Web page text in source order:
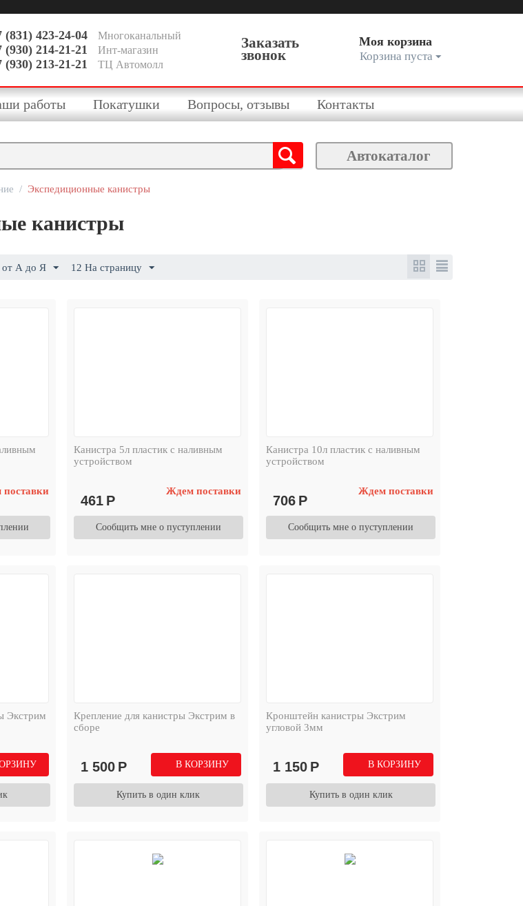
(831) 423-24-04 Многоканальный
(930) 214-21-21 Инт-магазин
(930) 213-21-21 ТЦ Автомолл
Заказать
звонок
Моя корзина
Корзина пуста
работы Покатушки Вопросы, отзывы Контакты
Автокаталог
/ Экспедиционные канистры
канистры
от А до Я 12 На страницу
Канистра 5л пластик с наливным
устройством
461 Р
Ждем поставки
Сообщить мне о пуступлении
Канистра 10л пластик с наливным
устройством
706 Р
Ждем поставки
Сообщить мне о пуступлении
Экстрим
Крепление для канистры Экстрим в
сборе
1 500 Р В КОРЗИНУ
Купить в один клик
Кронштейн канистры Экстрим
угловой 3мм
1 150 Р В КОРЗИНУ
Купить в один клик